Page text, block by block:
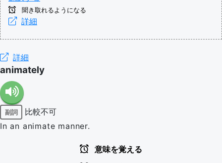
聞き取れるようになる
詳細
詳細
animately
副詞
比較不可
In an animate manner.
意味を覚える